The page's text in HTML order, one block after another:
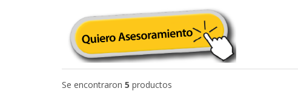
Se encontraron 5 productos